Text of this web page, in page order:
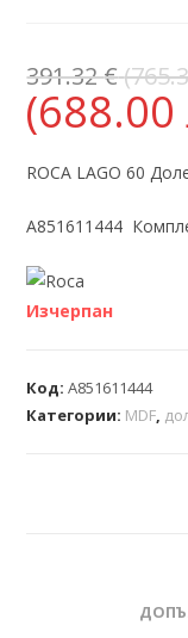
391.32€
(688.00
ROCA LAGO 60
А851611444
Изчерпан
Код:А851611444
Категории: MDF,